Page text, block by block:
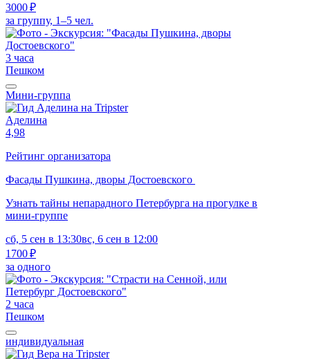
3000 ₽
за группу, 1–5 чел.
3 часа
Пешком
Мини-группа
Аделина
4,98
Рейтинг организатора
Фасады Пушкина, дворы Достоевского
Узнать тайны непарадного Петербурга на прогулке в
мини-группе
сб, 5 сен в 13:30вс, 6 сен в 12:00
1700 ₽
за одного
2 часа
Пешком
индивидуальная